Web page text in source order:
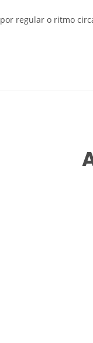
regular o ritmo